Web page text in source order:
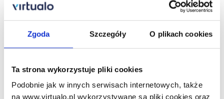
Zgoda Szczegóły O plikach cookies
Ta strona wykorzystuje pliki cookies
Podobnie jak w innych serwisach internetowych, także
na www.virtualo.pl wykorzystywane są pliki cookies oraz
Filtruj Sortuj
Na stronie